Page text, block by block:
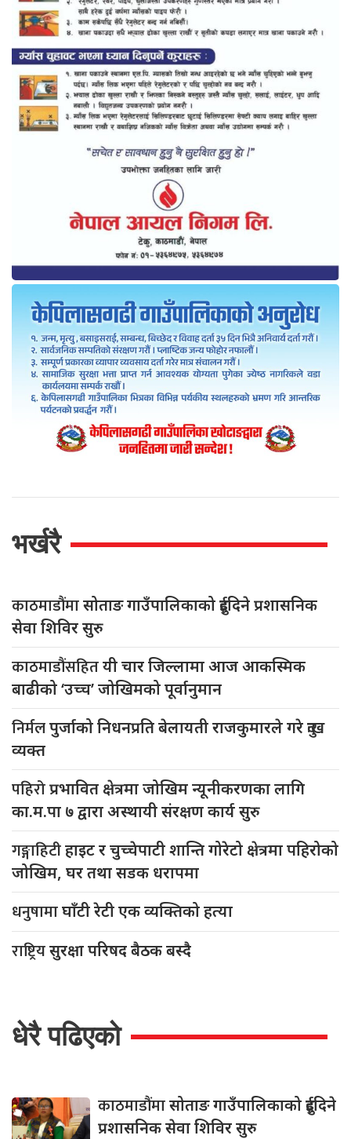
भर्खरै
काठमाडौंमासोताङ गाउँपालिकाको दुईदिने प्रशासनिक
सेवा शिविर सुरु
काठमाडौंसहितयी चार जिल्लामा आज आकस्मिक
बाढीको ‘उच्च’ जोखिमको पूर्वानुमान
निर्मलपुर्जाको निधनप्रति बेलायती राजकुमारले गरे दुःख
व्यक्त
पहिरोप्रभावित क्षेत्रमा जोखिम न्यूनीकरणका लागि
का.म.पा ७ द्वारा अस्थायी संरक्षण कार्य सुरु
गङ्गाहिटीहाइट र चुच्चेपाटी शान्ति गोरेटो क्षेत्रमा पहिरोको
जोखिम, घर तथा सडक धरापमा
धनुषामाघाँटी रेटी एक व्यक्तिको हत्या
राष्ट्रियसुरक्षा परिषद बैठक बस्दै
धेरै पढिएको
काठमाडौंमासोताङ गाउँपालिकाको दुईदिने
प्रशासनिक सेवा शिविर सुरु